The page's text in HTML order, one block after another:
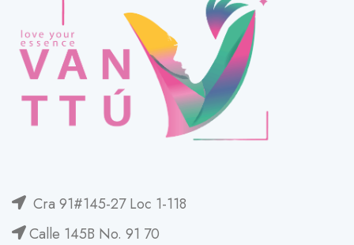
Cra 91#145-27 Loc 1-118
Calle 145B No. 91 70